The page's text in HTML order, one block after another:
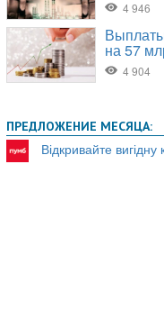
ПРЕДЛОЖЕНИЕ МЕСЯЦА:
Відкривайте